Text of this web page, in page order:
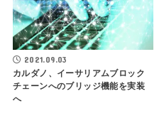
2021.09.03
カルダノ、イーサリアムブロック
チェーンへのブリッジ機能を実装
へ